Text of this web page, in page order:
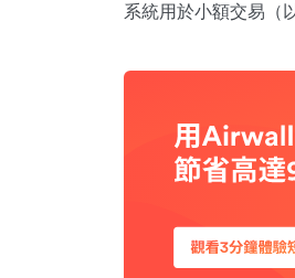
系統用於小額交易（